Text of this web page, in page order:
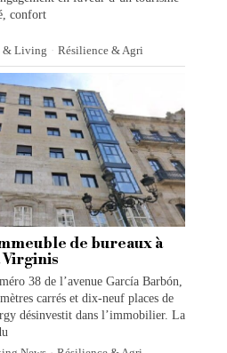
confort
& Living · Résilience & Agri
de bureaux à
Virginis
38 de l’avenue García Barbón,
carrés et dix-neuf places de
désinvestit dans l’immobilier. La